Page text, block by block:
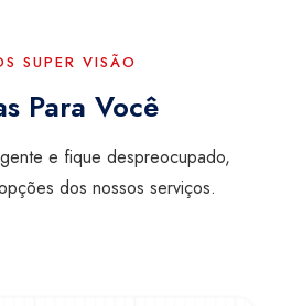
SUPER VISÃO
Para Você
e fique despreocupado,
dos nossos serviços.